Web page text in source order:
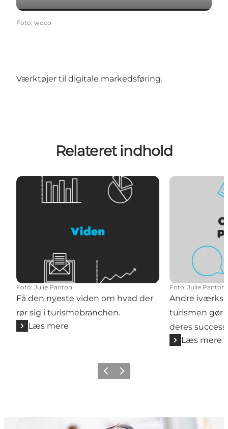
Foto: woco
Værktøjer til digitale markedsføring.
Relateret indhold
Foto: Julie Panton
Få den nyeste viden om hvad der
rør sig i turismebranchen.
Læs mere
Foto: Julie Panton
Andre
turismen gør
deres
Læs mere
ForrigeNæste